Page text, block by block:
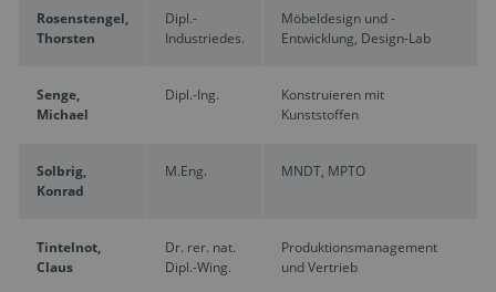
Rosenstengel,
Thorsten
Dipl.-
Industriedes.
Möbeldesign und -
Entwicklung, Design-Lab
Senge,
Michael
Dipl.-Ing.
Konstruieren mit
Kunststoffen
Solbrig,
Konrad
M.Eng. MNDT, MPTO
Tintelnot,
Claus
Dr. rer. nat.
Dipl.-Wing.
Produktionsmanagement
und Vertrieb